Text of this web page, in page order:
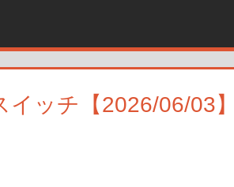
イッチ【2026/06/03